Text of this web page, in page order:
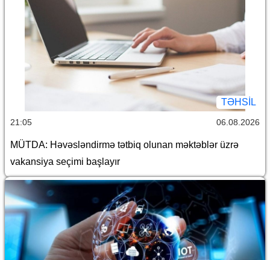
TƏHSIL
21:05 06.08.2026
MÜTDA: Həvəsləndirmə tətbiq olunan məktəblər üzrə
vakansiya seçimi başlayır